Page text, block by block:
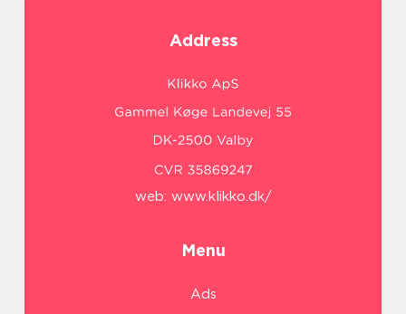
Address
web: www.klikko.dk/
Menu
Ads